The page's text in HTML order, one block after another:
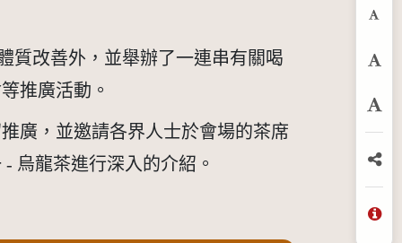
質改善外，並舉辦了一連串有關喝
推廣活動。
廣，並邀請各界人士於會場的茶席
- 烏龍茶進行深入的介紹。
放
分